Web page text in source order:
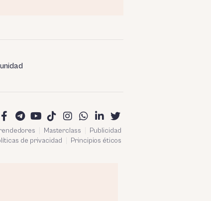
Masterclass
Publicidad
de privacidad Principios éticos